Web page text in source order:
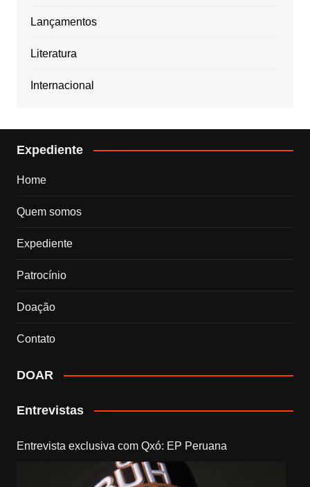
Lançamentos
Literatura
Internacional
Expediente
Home
Quem somos
Expediente
Patrocínio
Doação
Contato
DOAR
Entrevistas
Entrevista exclusiva com Qxó: EP Peruana